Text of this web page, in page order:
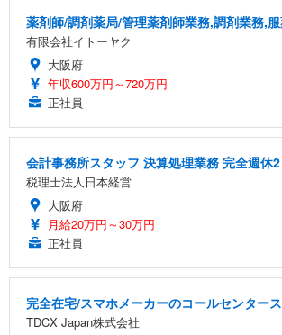
薬剤師/調剤薬局/管理薬剤師業務,調剤業務,
有限会社イトーヤク
大阪府
年収600万円～720万円
正社員
会計事務所スタッフ 決算処理業務 完全週休
税理士法人日本経営
大阪府
月給20万円～30万円
正社員
完全在宅/スマホメーカーのコールセンター
TDCX Japan株式会社